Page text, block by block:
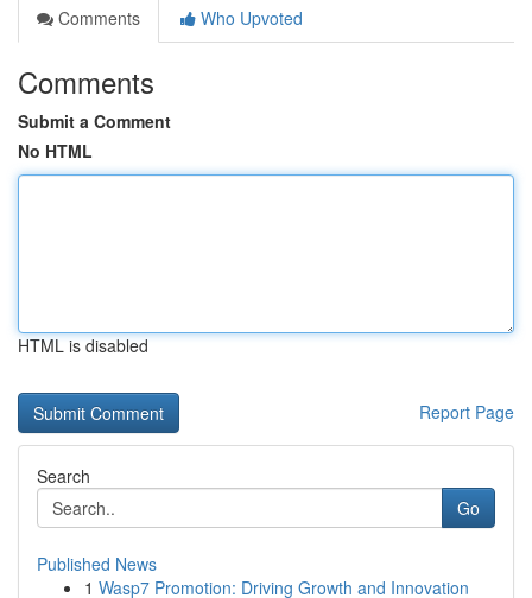
Comments
Who Upvoted
Comments
Submit a Comment
No HTML
HTML is disabled
Report Page
Search
Go
Published News
1 Wasp7 Promotion: Driving Growth and Innovation